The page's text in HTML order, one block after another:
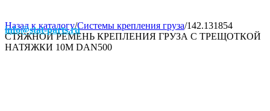
info@stat-parts.ru
Назад к каталогу/Системы крепления груза/142.131854
СТЯЖНОЙ РЕМЕНЬ КРЕПЛЕНИЯ ГРУЗА С ТРЕЩОТКОЙ
НАТЯЖКИ 10M DAN500